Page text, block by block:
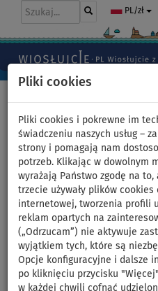
Pliki cookies
Pliki cookies i pokrewne im
świadczeniu naszych usług –
strony i pomagają nam
potrzeb. Klikając w dowolnym
wyrażają Państwo zgodę na
trzecie używały plików
internetowej, tworzenia profili
reklam opartych na
(„Odrzucam”) nie aktywuje
wyjątkiem tych, które są
Opcje konfiguracyjne i dalsze
po kliknięciu przycisku
w każdej chwili cofnąć
PL/zł
Pompowany
MARINA LAXO
DO
-39 %
DO
95 kg
DARMOWA
DOSTAWA
Previous